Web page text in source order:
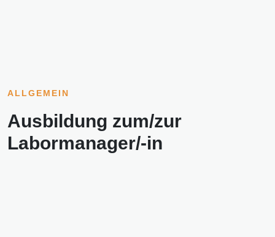
ALLGEMEIN
Ausbildung zum/zur
Labormanager/-in